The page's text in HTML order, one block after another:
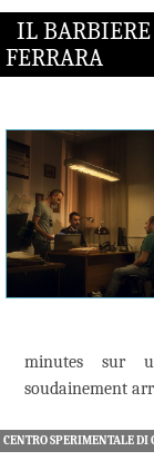
IL BARBIERE
FERRARA
minutes sur
soudainement
CENTRO SPERIMENTALE DI